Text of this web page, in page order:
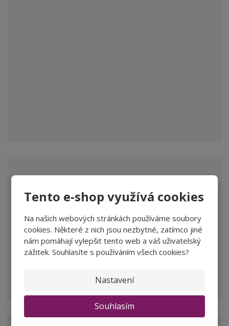
Tento e-shop využívá cookies
Na našich webových stránkách používáme soubory
cookies. Některé z nich jsou nezbytné, zatímco jiné
nám pomáhají vylepšit tento web a váš uživatelský
zážitek. Souhlasíte s používáním všech cookies?
Nastavení
Souhlasím